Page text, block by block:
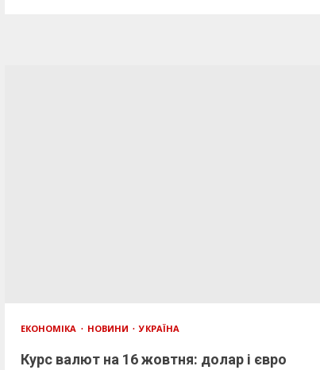
ЕКОНОМІКА НОВИНИ УКРАЇНА
Курс валют на 16 жовтня: долар і євро